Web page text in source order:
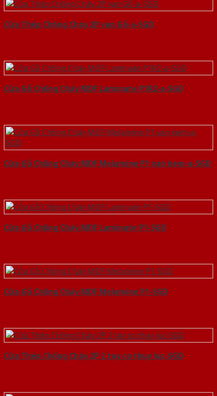
Cửa Thép Chống Cháy 2P van Gỗ-a-SGD
Cửa Gỗ Chống Cháy MDF Laminate P1R2-a-SGD
Cửa Gỗ Chống Cháy MDF Melamine P1 van kem-a-SGD
Cửa Gỗ Chống Cháy MDF Laminate P1-SGD
Cửa Gỗ Chống Cháy MDF Melamine P1-SGD
Cửa Thép Chống Cháy 2P 2 tay co thuy luc-SGD